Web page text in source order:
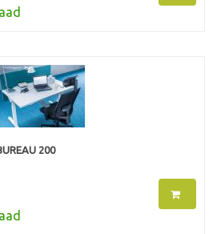
200